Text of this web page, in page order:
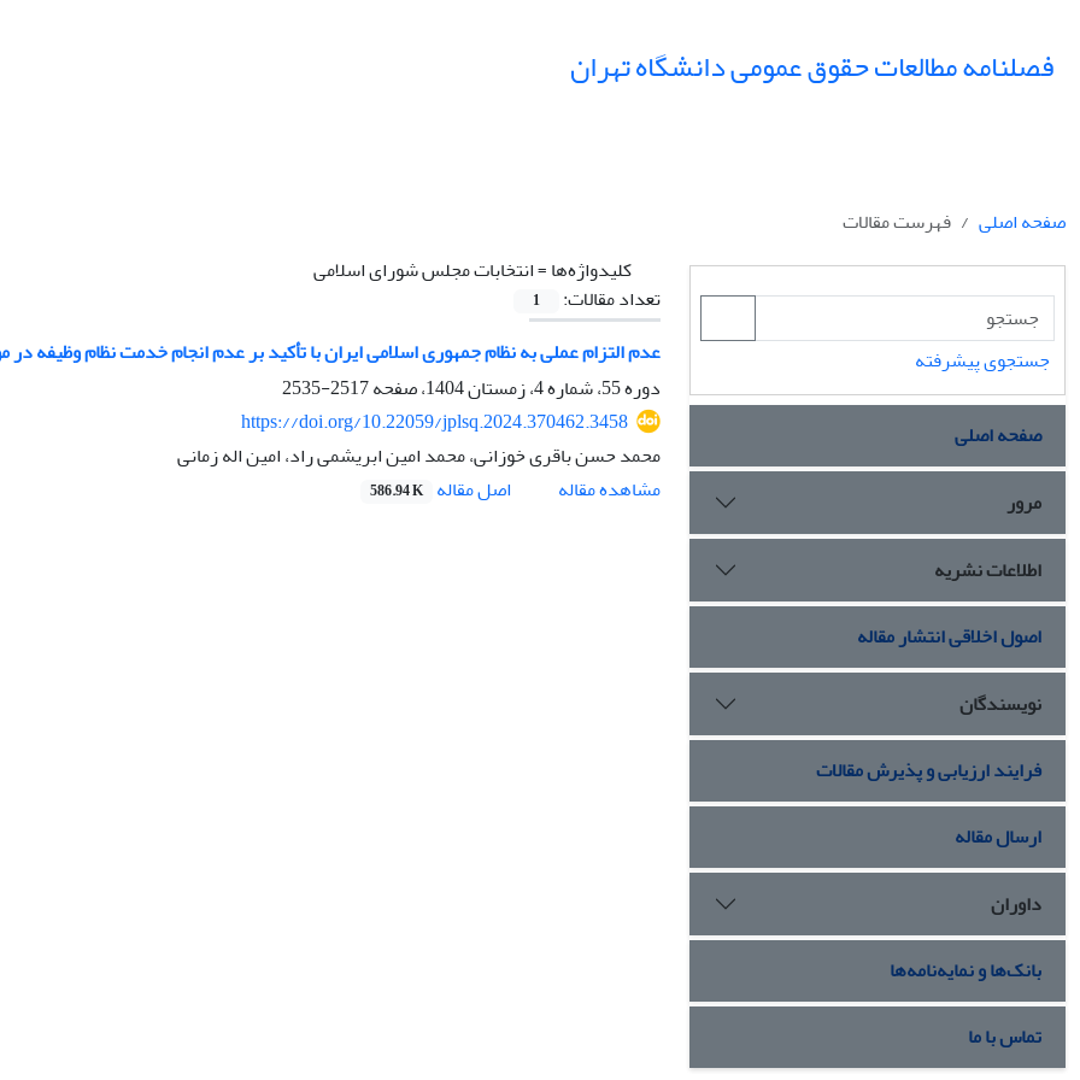
فصلنامه مطالعات حقوق عمومی دانشگاه تهران
صفحه اصلی
فهرست مقالات
کلیدواژه‌ها =انتخابات مجلس شورای اسلامی
تعداد مقالات:
1
عدم التزام عملی به نظام جمهوری اسلامی ایران با تأکید بر عدم انجام خدمت نظام وظیفه در
دوره 55، شماره 4، زمستان 1404، صفحه
2517-2535
https://doi.org/10.22059/jplsq.2024.370462.3458
محمد حسن باقری خوزانی، محمد امین ابریشمی راد، امین اله زمانی
مشاهده مقاله
اصل مقاله 586.94 K
جستجوی پیشرفته
صفحه اصلی
مرور
اطلاعات نشریه
اصول اخلاقی انتشار مقاله
نویسندگان
فرایند ارزیابی و پذیرش مقالات
ارسال مقاله
داوران
بانک‌ها و نمایه‌نامه‌ها
تماس با ما